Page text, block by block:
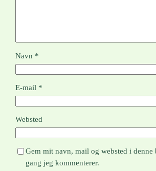
Navn *
E-mail *
Websted
Gem mit navn, mail og websted i denne
gang jeg kommenterer.